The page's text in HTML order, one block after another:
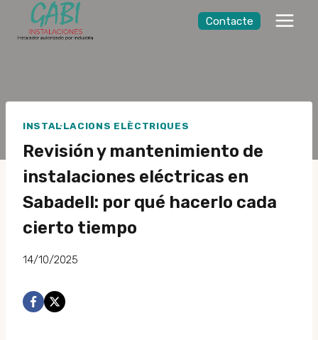
Saltar
Contacte
INSTAL·LACIONS ELÈCTRIQUES
Revisión y mantenimiento de
instalaciones eléctricas en
Sabadell: por qué hacerlo cada
cierto tiempo
14/10/2025